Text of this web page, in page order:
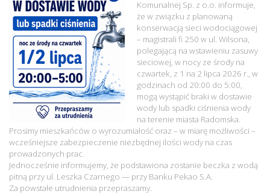
Komunalnej Sp. z o.o. informuje,
że w związku z planowaną
konserwacją sieci wodociągowej
– magistrali fi 250 w ul. Wilsona,
polegającą na wstawieniu zasuwy
sieciowej, w nocy ze środy na
czwartek, z 1 na 2 lipca 2026 r., w
godzinach od 20:00 do 5:00,
mogą wystąpić braki w dostawie
wody lub spadki ciśnienia wody
na terenie miasta Radomska.
Prosimy mieszkańców o wyrozumiałość oraz – w miarę możliwości –
wcześniejsze zabezpieczenie niezbędnej ilości wody na czas
prowadzonych prac.
Jednocześnie informujemy, że podstawiona zostanie beczka z wodą
pitną przy ul. Leszka Czarnego — przy Banku Pekao S.A.
Za powstałe utrudnienia przepraszamy.